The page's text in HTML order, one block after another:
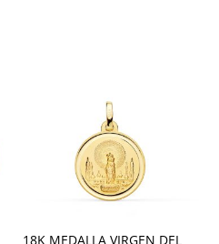
18K MEDALLA VIRGEN DEL